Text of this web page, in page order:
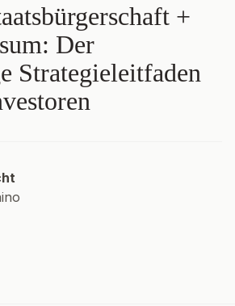
+
Der
Strategieleitfaden